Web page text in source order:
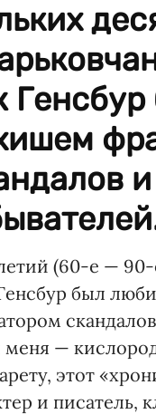
(60-е —
был
—
этот
и писатель,